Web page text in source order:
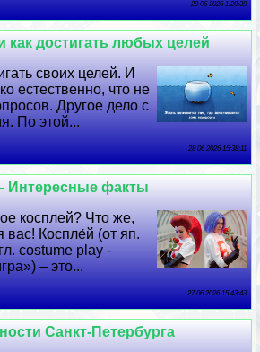
29 06 2026 1:20:39
как достигать любых целей
своих целей. И
естественно, что не
Другое дело с
По этой...
28 06 2026 15:38:11
Интересные факты
косплей? Что же,
вас! Коспле́й (от яп.
costume play -
– это...
27 06 2026 15:43:43
Санкт-Петербурга